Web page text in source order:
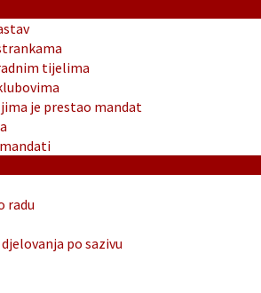
tijelima
je prestao mandat
radu
po sazivu